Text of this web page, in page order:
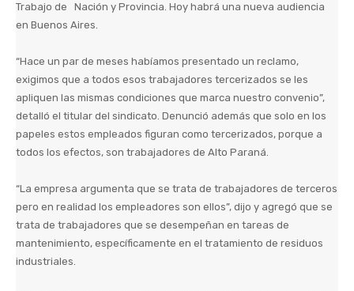
Trabajo de Nación y Provincia. Hoy habrá una nueva audiencia
en Buenos Aires.
“Hace un par de meses habíamos presentado un reclamo,
exigimos que a todos esos trabajadores tercerizados se les
apliquen las mismas condiciones que marca nuestro convenio”,
detalló el titular del sindicato. Denunció además que solo en los
papeles estos empleados figuran como tercerizados, porque a
todos los efectos, son trabajadores de Alto Paraná.
“La empresa argumenta que se trata de trabajadores de terceros
pero en realidad los empleadores son ellos”, dijo y agregó que se
trata de trabajadores que se desempeñan en tareas de
mantenimiento, específicamente en el tratamiento de residuos
industriales.